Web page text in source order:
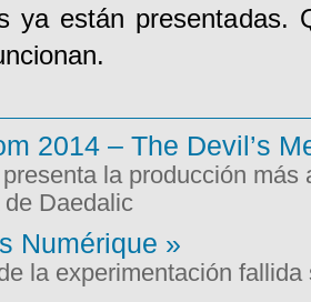
ya están presentadas.
2014 – The Devil’s
la producción más
Daedalic
Numérique »
la experimentación